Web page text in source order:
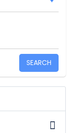
SEARCH